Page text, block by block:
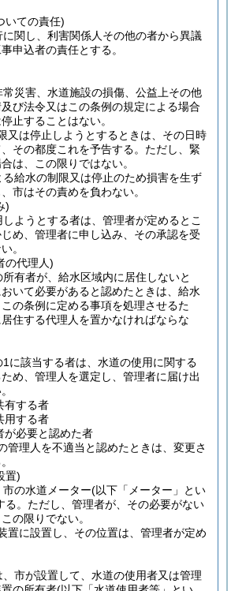
いての責任)
に関し、利害関係人その他の者から異議
申込者の責任とする。
常災害、水道施設の損傷、公益上その他
び法令又はこの条例の規定による場合
止することはない。
又は停止しようとするときは、その日時
その都度これを予告する。 ただし、緊
は、この限りではない。
る給水の制限又は停止のため損害を生ず
市はその責めを負わない。
)
ようとする者は、管理者が定めるとこ
め、管理者に申し込み、その承認を受
。
の代理人)
有者が、給水区域内に居住しないと
いて必要があると認めたときは、給水
の条例に定める事項を処理させるた
住する代理人を置かなければならな
1に該当する者は、水道の使用に関する
め、管理人を選定し、管理者に届け出
有する者
用する者
が必要と認めた者
管理人を不適当と認めたときは、変更さ
置)
の水道メーター(以下「メーター」とい
。 ただし、管理者が、その必要がない
の限りでない。
置に設置し、その位置は、管理者が定め
、市が設置して、水道の使用者又は管理